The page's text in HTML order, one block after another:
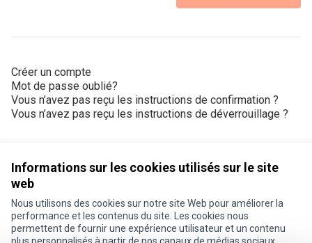
Informations sur les cookies utilisés sur le site
web
Nous utilisons des cookies sur notre site Web pour améliorer la
performance et les contenus du site. Les cookies nous
permettent de fournir une expérience utilisateur et un contenu
Créer un compte
Mot de passe oublié?
Vous n’avez pas reçu les instructions de confirmation ?
Vous n’avez pas reçu les instructions de déverrouillage ?
Conditions d'utilisation
Paramètres des cookies
Je participe ! sur X
Je participe ! sur Facebook
Je participe ! sur Instagram